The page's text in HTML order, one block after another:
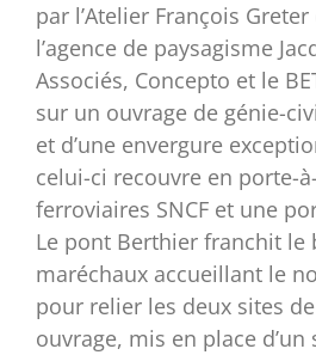
par l’Atelier François
l’agence de paysagisme
Associés, Concepto et le
sur un ouvrage de génie-
et d’une envergure
celui-ci recouvre en porte-
ferroviaires SNCF et une
Le pont Berthier franchit le
maréchaux accueillant le
pour relier les deux sites de
ouvrage, mis en place